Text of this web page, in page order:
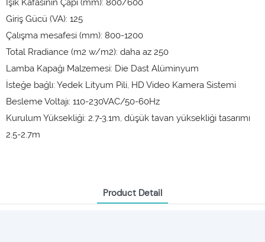
Işık Kafasının Çapı (mm): 800/600
Giriş Gücü (VA): 125
Çalışma mesafesi (mm): 800-1200
Total Rradiance (m2 w/m2): daha az 250
Lamba Kapağı Malzemesi: Die Dast Alüminyum
İsteğe bağlı: Yedek Lityum Pili, HD Video Kamera Sistemi
Besleme Voltajı: 110-230VAC/50-60Hz
Kurulum Yüksekliği: 2.7-3.1m, düşük tavan yüksekliği tasarımı
2.5-2.7m
Product Detail